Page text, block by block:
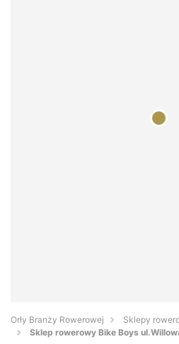
Orły Branży Rowerowej
Sklepy
Sklep rowerowy Bike Boys